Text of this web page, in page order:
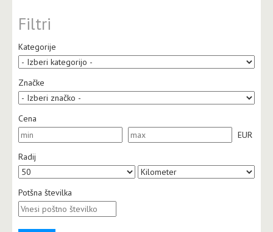
Filtri
Kategorije
Značke
Cena
EUR
Radij
Potšna številka